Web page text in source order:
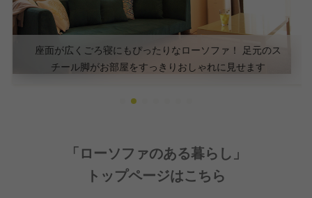
座面が広くごろ寝にもぴったりなローソファ！ 足元のス
チール脚がお部屋をすっきりおしゃれに見せます
「ローソファのある暮らし」
トップページはこちら